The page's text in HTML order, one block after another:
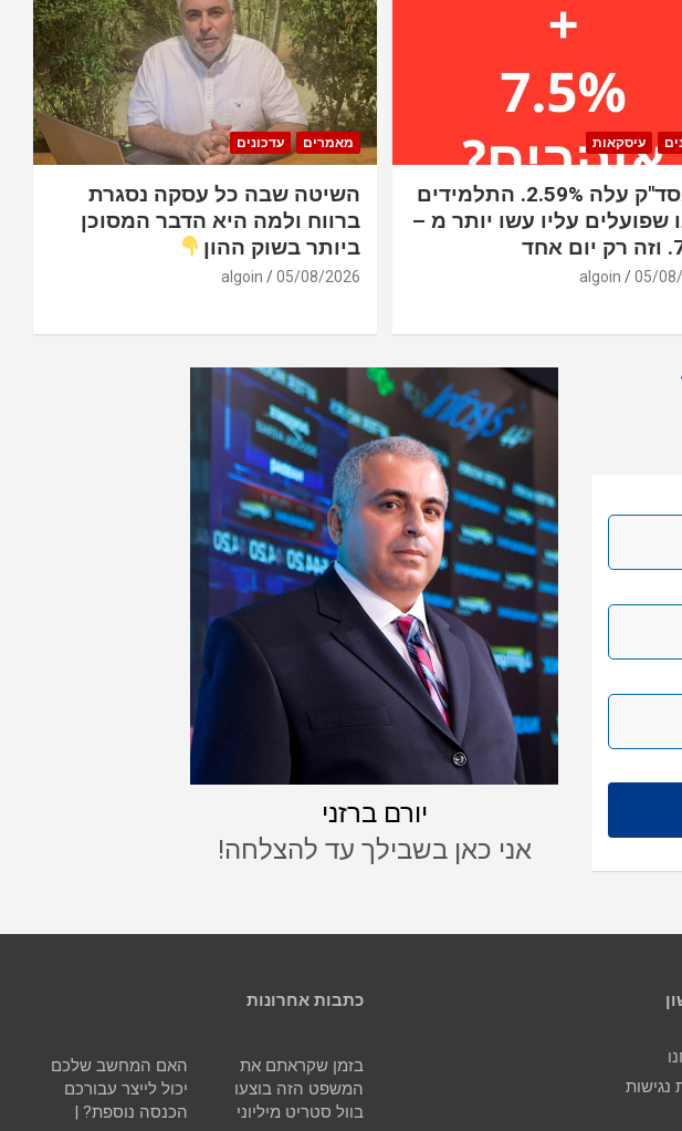
עיסקאות
הנאסד"ק עלה 2.59%. התלמידים
שפועלים עליו עשו יותר מ –
05/
algoin
מאמרים עדכונים
השיטה שבה כל עסקה נסגרת
ברווח ולמה היא הדבר המסוכן
ביותר בשוק ההון
05/08/2026
algoin
יורם ברזני
אני כאן בשבילך עד להצלחה!
נגישות
כתבות אחרונות
בזמן שקראתם את
המשפט הזה בוצעו
בוול סטריט מיליוני
האם המחשב שלכם
יכול לייצר עבורכם
הכנסה נוספת? |